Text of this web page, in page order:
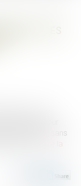
DPE : DES
: la Cour
agences pour
publiées sans
(DPE)...